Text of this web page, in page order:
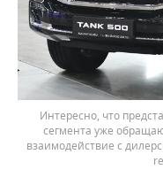
Интересно, что
сегмента уже
взаимодействие с